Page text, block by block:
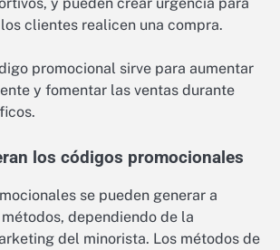
clientes realicen una compra.
promocional sirve para aumentar
y fomentar las ventas durante
los códigos promocionales
se pueden generar a
dependiendo de la
del minorista. Los métodos de